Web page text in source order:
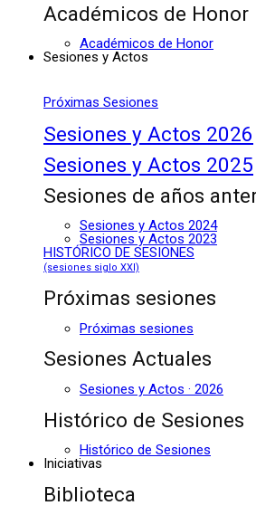
Académicos de Honor
Académicos de Honor
Sesiones y Actos
Próximas Sesiones
Sesiones y Actos 2026
Sesiones y Actos 2025
Sesiones de años
Sesiones y Actos 2024
Sesiones y Actos 2023
HISTÓRICO DE SESIONES
(sesiones siglo XXI)
Próximas sesiones
Próximas sesiones
Sesiones Actuales
Sesiones y Actos · 2026
Histórico de Sesiones
Histórico de Sesiones
Iniciativas
Biblioteca